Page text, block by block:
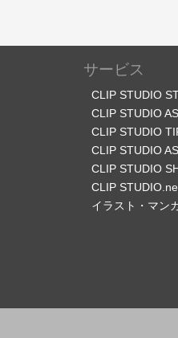
サービス
CLIP STUDIO
CLIP STUDIO
CLIP STUDIO
CLIP STUDIO
CLIP STUDIO
CLIP
イラスト・マン